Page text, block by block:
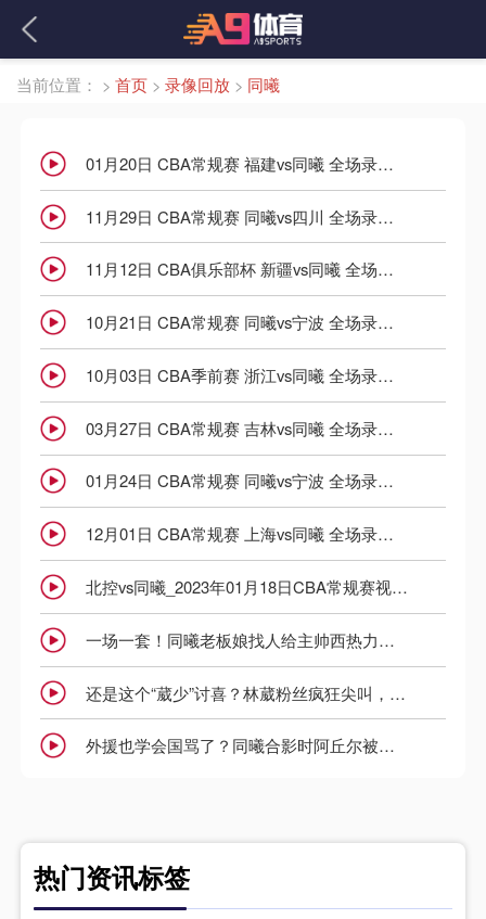
当前位置： > 首页 > 录像回放 > 同曦
01月20日 CBA常规赛 福建vs同曦 全场录像回放
11月29日 CBA常规赛 同曦vs四川 全场录像回放
11月12日 CBA俱乐部杯 新疆vs同曦 全场录像回放
10月21日 CBA常规赛 同曦vs宁波 全场录像回放
10月03日 CBA季前赛 浙江vs同曦 全场录像回放
03月27日 CBA常规赛 吉林vs同曦 全场录像回放
01月24日 CBA常规赛 同曦vs宁波 全场录像回放
12月01日 CBA常规赛 上海vs同曦 全场录像回放
北控vs同曦_2023年01月18日CBA常规赛视频录像免费观看
一场一套！同曦老板娘找人给主帅西热力江量尺寸做西服
还是这个“葳少”讨喜？林葳粉丝疯狂尖叫，为求其签名！
外援也学会国骂了？同曦合影时阿丘尔被林葳挡住，气得飙出国粹
热门资讯标签